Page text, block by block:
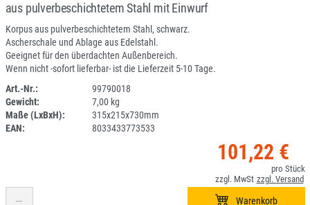
aus pulverbeschichtetem Stahl mit Einwurf
Korpus aus pulverbeschichtetem Stahl, schwarz.
Ascherschale und Ablage aus Edelstahl.
Geeignet für den überdachten Außenbereich.
Wenn nicht -sofort lieferbar- ist die Lieferzeit 5-10 Tage.
Art.-Nr.:
99790018
Gewicht:
7,00 kg
Maße (LxBxH):
315x215x730mm
EAN:
8033433773533
101,22 €